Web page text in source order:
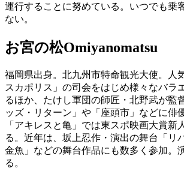
運行することに努めている。いつでも乗
ない。
お宮の松Omiyanomatsu
福岡県出身。北九州市特命観光大使。人
スカポリス」の司会をはじめ様々なバラ
るほか、たけし軍団の師匠・北野武が監
ッズ・リターン」や「座頭市」などに俳
「アキレスと亀」では東スポ映画大賞新
る。近年は、坂上忍作・演出の舞台「リ
金魚」などの舞台作品にも数多く参加。
る。